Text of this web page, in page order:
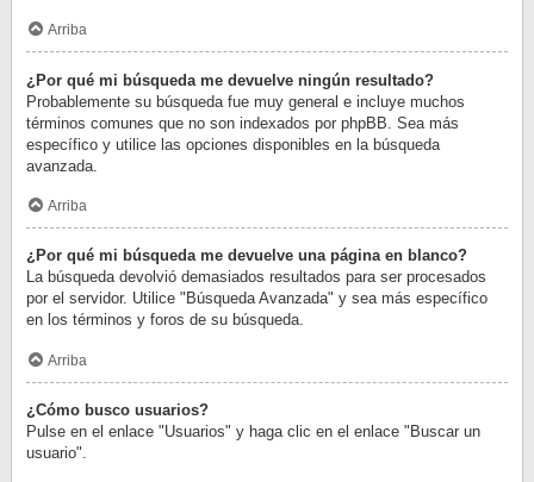
Arriba
¿Por qué mi búsqueda me devuelve ningún resultado?
Probablemente su búsqueda fue muy general e incluye muchos
términos comunes que no son indexados por phpBB. Sea más
específico y utilice las opciones disponibles en la búsqueda
avanzada.
Arriba
¿Por qué mi búsqueda me devuelve una página en blanco?
La búsqueda devolvió demasiados resultados para ser procesados
por el servidor. Utilice "Búsqueda Avanzada" y sea más específico
en los términos y foros de su búsqueda.
Arriba
¿Cómo busco usuarios?
Pulse en el enlace "Usuarios" y haga clic en el enlace "Buscar un
usuario".